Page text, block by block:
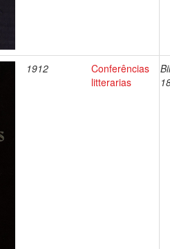
1912
Conferências
litterarias